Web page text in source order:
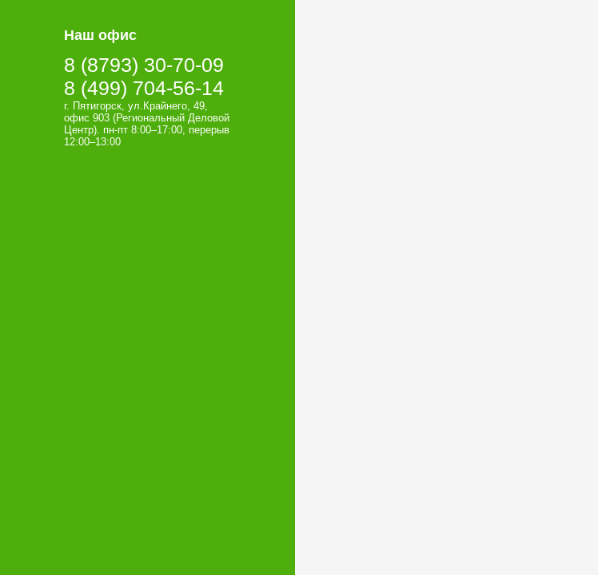
Наш офис
8 (8793) 30-70-09
8 (499) 704-56-14
г. Пятигорск, ул.Крайнего, 49,
офис 903 (Региональный Деловой
Центр). пн-пт 8:00–17:00, перерыв
12:00–13:00